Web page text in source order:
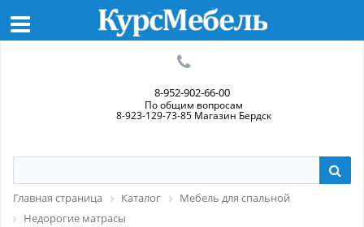
8-952-902-66-00
По общим вопросам
8-923-129-73-85 Магазин Бердск
Главная страница Каталог
Мебель для спальной
Недорогие матрасы